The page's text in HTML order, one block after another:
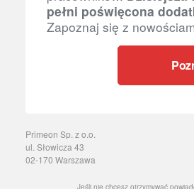
pełni poświęcona
Zapoznaj się z
Primeon Sp. z o.o.
ul. Słowicza 43
02-170 Warszawa
Jeśli nie chcesz otrzymywać